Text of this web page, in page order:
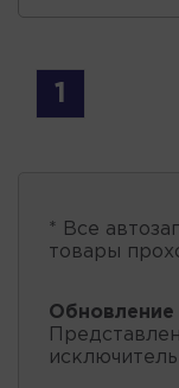
1
* Все
товары
Обновление